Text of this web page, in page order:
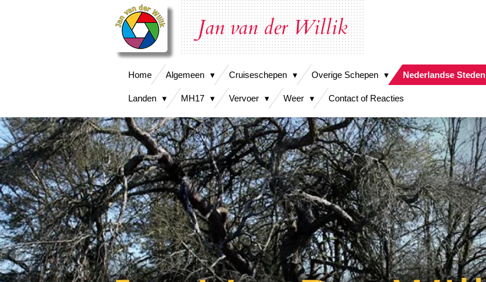
Jan van der Willik
Home Algemeen Cruiseschepen Overige Schepen Nederlandse Steden
Landen MH17 Vervoer Weer Contact of Reacties